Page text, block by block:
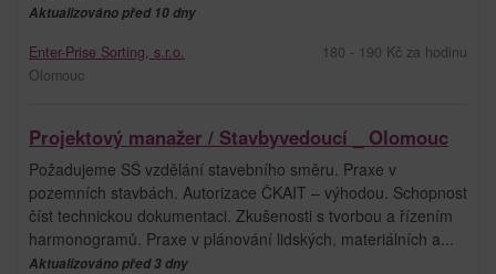
Aktualizováno před 10 dny
Enter-Prise Sorting, s.r.o.
Olomouc
180 - 190 Kč za hodinu
Projektový manažer / Stavbyvedoucí _ Olomouc
Požadujeme SŠ vzdělání stavebního směru. Praxe v
pozemních stavbách. Autorizace ČKAIT – výhodou. Schopnost
číst technickou dokumentaci. Zkušenosti s tvorbou a řízením
harmonogramů. Praxe v plánování lidských, materiálních a...
Aktualizováno před 3 dny